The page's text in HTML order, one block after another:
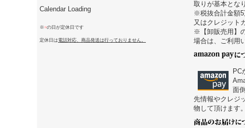
Calendar Loading
※ ■の日が定休日です
定休日は 電話対応、商品発送は行っておりません。
取りが基本とな
※税抜合計金額5
又はクレジット
※【卸販売用】
場合は、ご利用
PC
面
先情報やクレジ
物して頂けます。